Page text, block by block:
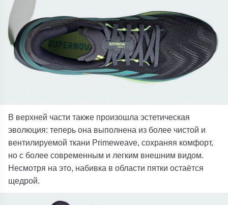
В верхней части также произошла эстетическая
эволюция: теперь она выполнена из более чистой и
вентилируемой ткани Primeweave, сохраняя комфорт,
но с более современным и легким внешним видом.
Несмотря на это, набивка в области пятки остаётся
щедрой.